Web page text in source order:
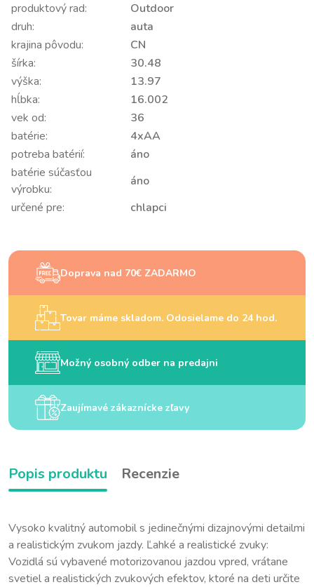
produktový rad:
Outdoor
druh:
auta
krajina pôvodu:
CN
šírka:
30.48
výška:
13.97
hĺbka:
16.002
vek od:
36
batérie:
4xAA
potreba batérií:
áno
batérie súčasťou
výrobku:
áno
určené pre:
chlapci
Doprava nad 70€ ZADARMO
Tovar máme skladom. Odosielame do 24 hod.
Možný osobný odber na predajni
Zaujímavé zákaznícke zľavy
Popis produktu Recenzie
Vysoko kvalitný automobil s jedinečnými dizajnovými detailmi
a realistickým zvukom jazdy. Ľahké a realistické zvuky:
Vozidlá sú vybavené motorizovanou jazdou vpred, vrátane
svetiel a realistických zvukových efektov, ktoré na deti určite